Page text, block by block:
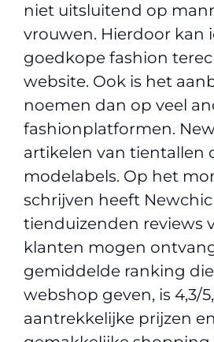
niet uitsluitend op
vrouwen. Hierdoor kan
goedkope fashion
website. Ook is het
noemen dan op veel
fashionplatformen.
artikelen van tientallen
modelabels. Op het
schrijven heeft Newchic
tienduizenden reviews
klanten mogen
gemiddelde ranking
webshop geven, is 4,3/
aantrekkelijke prijzen